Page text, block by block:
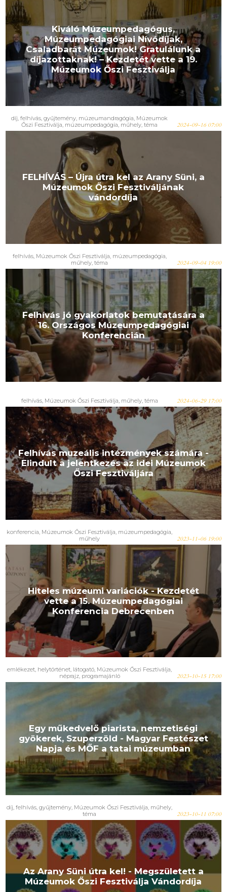
Kiváló Múzeumpedagógus,
Múzeumpedagógiai Nívódíjak,
Csaladbarát Múzeumok! Gratulálunk a
díjazottaknak! – Kezdetét vette a 19.
Múzeumok Őszi Fesztiválja
díj felhívás gyűjtemény múzeumandragógia Múzeumok
Őszi Fesztiválja múzeumpedagógia műhely téma 2024-09-16 07:00
FELHÍVÁS – Újra útra kel az Arany Süni, a
Múzeumok Őszi Fesztiváljának
vándordíja
felhívás, Múzeumok Őszi Fesztiválja múzeumpedagógia
műhely téma 2024-09-04 19:00
Felhívás jó gyakorlatok bemutatására a
16. Országos Múzeumpedagógiai
Konferencián
felhívás, Múzeumok Őszi Fesztiválja műhely, téma 2024-06-29 17:00
Felhívás muzeális intézmények számára -
Elindult a jelentkezés az idei Múzeumok
Őszi Fesztiváljára
konferencia Múzeumok Őszi Fesztiválja múzeumpedagógia
műhely
2023-11-06 19:00
Hiteles múzeumi variációk - Kezdetét
vette a 15. Múzeumpedagógiai
Konferencia Debrecenben
emlékezet, helytörténet, látogató, Múzeumok Őszi Fesztiválja,
néprajz, programajánló 2023-10-15 17:00
Egy műkedvelő piarista, nemzetiségi
gyökerek, Szuperzöld - Magyar Festészet
Napja és MŐF a tatai múzeumban
díj, felhívás, gyűjtemény, Múzeumok Őszi Fesztiválja, műhely,
téma
2023-10-11 07:00
Az Arany Süni útra kel! - Megszületett a
Múzeumok Őszi Fesztiválja Vándordíja